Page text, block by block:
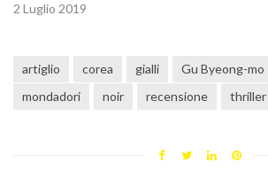
2 Luglio 2019
artiglio corea gialli Gu Byeong-mo
mondadori
noir recensione thriller